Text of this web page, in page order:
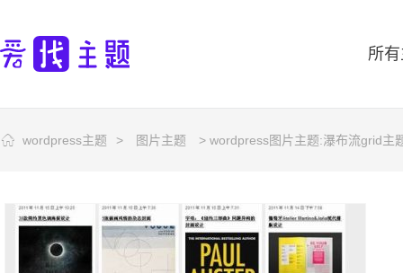
所
wordpress主题 > 图片主题 > wordpress图片主题:瀑布流grid主